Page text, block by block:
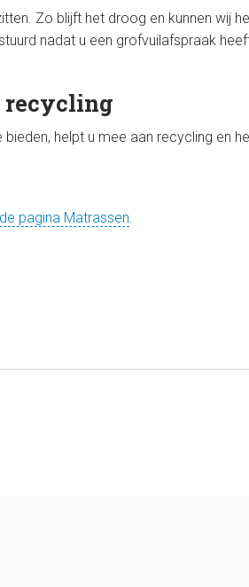
Zo blijft het droog en kunnen wij
nadat u een grofvuilafspraak
recycling
helpt u mee aan recycling en
de pagina Matrassen.